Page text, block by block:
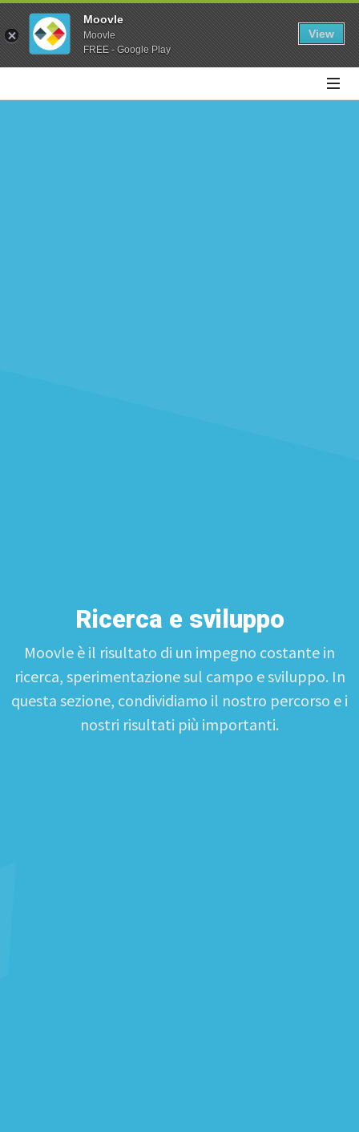
Moovle
Moovle
FREE - Google Play
View
Ricerca e sviluppo
Moovle è il risultato di un impegno costante in
ricerca, sperimentazione sul campo e sviluppo. In
questa sezione, condividiamo il nostro percorso e i
nostri risultati più importanti.